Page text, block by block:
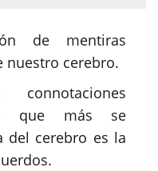
de mentiras
nuestro cerebro.
que más se
del cerebro es la